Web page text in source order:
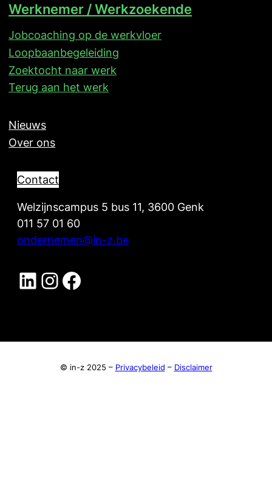
Werknemer / Werkzoekende
Jobcoaching op de werkvloer
Loopbaanbegeleiding
Zoektocht naar werk
Terug aan het werk
Nieuws
Over ons
Contact
Welzijnscampus 5 bus 11, 3600 Genk
011 57 01 60
ondernemen@in-z.be
LinkedIn IN-Z Ondernemen
Instagram IN-Z Ondernemen
Facebook
© in-z 2025 – Privacybeleid – Disclaimer